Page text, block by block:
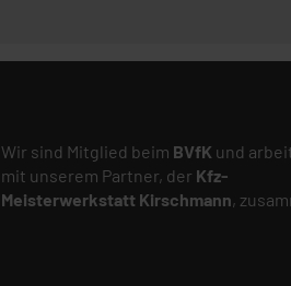
Wir sind Mitglied beim BVfK und
mit unserem Partner, der Kfz-
Meisterwerkstatt Kirschmann,